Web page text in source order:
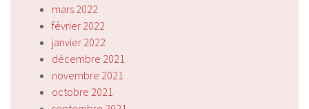
mars 2022
février 2022
janvier 2022
décembre 2021
novembre 2021
octobre 2021